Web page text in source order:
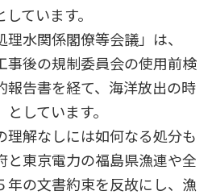
ています。
水関係閣僚等会議」は、
事後の規制委員会の使用前検
報告書を経て、海洋放出の時
しています。
解なしには如何なる処分も
と東京電力の福島県漁連や全
年の文書約束を反故にし、漁